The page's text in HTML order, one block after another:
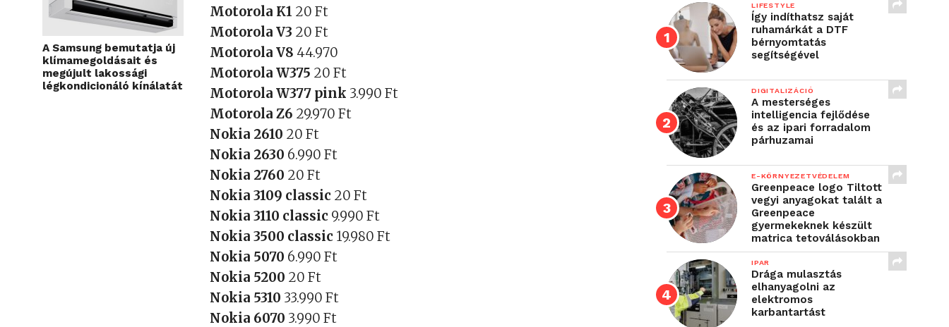
A Samsung bemutatja új
klímamegoldásait és
megújult lakossági
légkondicionáló kínálatát
Motorola K1 20 Ft
Motorola V3 20 Ft
Motorola V8 44.970
Motorola W375 20 Ft
Motorola W377 pink 3.990 Ft
Motorola Z6 29.970 Ft
Nokia 2610 20 Ft
Nokia 2630 6.990 Ft
Nokia 2760 20 Ft
Nokia 3109 classic 20 Ft
Nokia 3110 classic 9.990 Ft
Nokia 3500 classic 19.980 Ft
Nokia 5070 6.990 Ft
Nokia 5200 20 Ft
Nokia 5310 33.990 Ft
Nokia 6070 3.990 Ft
LIFESTYLE
Így indíthatsz saját
ruhamárkát a DTF
bérnyomtatás
segítségével
DIGITALIZÁCIÓ
A mesterséges
intelligencia fejlődése
és az ipari forradalom
párhuzamai
E-KÖRNYEZETVÉDELEM
Greenpeace logo Tiltott
vegyi anyagokat talált a
Greenpeace
gyermekeknek készült
matrica tetoválásokban
IPAR
Drága mulasztás
elhanyagolni az
elektromos
karbantartást